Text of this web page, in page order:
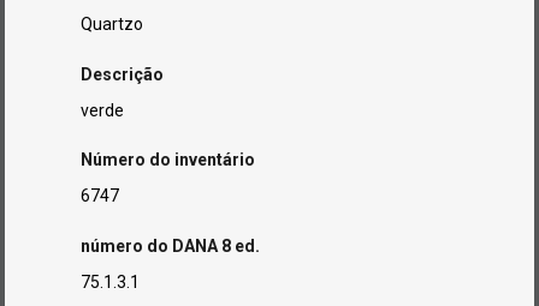
Quartzo
Descrição
verde
Número do inventário
6747
número do DANA 8 ed.
75.1.3.1